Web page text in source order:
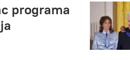
programa